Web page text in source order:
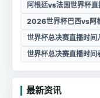
阿根廷vs法国世界杯
2026世界杯巴西vs阿
世界杯总决赛直播时间
世界杯总决赛直播时间
最新资讯